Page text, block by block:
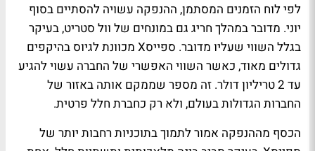
לפי לוח הזמנים המסתמן, ההנפקה עשויה להסתיים בסוף
יוני. מדובר במהלך חריג גם במונחים של וול סטריט, בעיקר
בגלל השווי שעליו מדובר. ספייסX מכוונת לגיוס בהיקפים
גדולים מאוד, כאשר השווי האפשרי של החברה עשוי להגיע
עד 2 טריליון דולר. זה מספר שממקם אותה באזור של
החברות הגדולות בעולם, ולא רק כחברת חלל פרטית.
הכסף מההנפקה אמור לתמוך בתוכניות רחבות יותר של